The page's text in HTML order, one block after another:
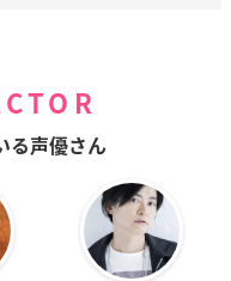
る声優さん